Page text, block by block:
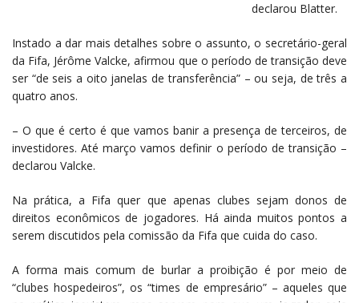
declarou Blatter.
Instado a dar mais detalhes sobre o assunto, o secretário-geral
da Fifa, Jérôme Valcke, afirmou que o período de transição deve
ser “de seis a oito janelas de transferência” – ou seja, de três a
quatro anos.
– O que é certo é que vamos banir a presença de terceiros, de
investidores. Até março vamos definir o período de transição –
declarou Valcke.
Na prática, a Fifa quer que apenas clubes sejam donos de
direitos econômicos de jogadores. Há ainda muitos pontos a
serem discutidos pela comissão da Fifa que cuida do caso.
A forma mais comum de burlar a proibição é por meio de
“clubes hospedeiros”, os “times de empresário” – aqueles que